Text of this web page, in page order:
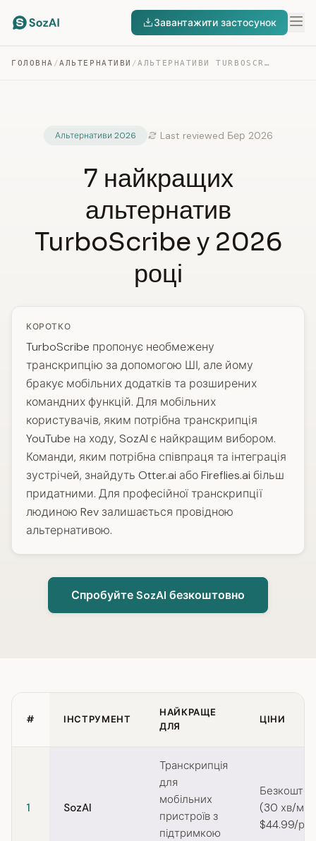
Завантажити застосунок
ГОЛОВНА /АЛЬТЕРНАТИВИ / АЛЬТЕРНАТИВИ TURBOSCRIBE
Альтернативи 2026 Last reviewed Бер 2026
7 найкращих
альтернатив
TurboScribe у 2026
році
КОРОТКО
TurboScribe пропонує необмежену
транскрипцію за допомогою ШІ, але йому
бракує мобільних додатків та розширених
командних функцій. Для мобільних
користувачів, яким потрібна транскрипція
YouTube на ходу, SozAI є найкращим вибором.
Команди, яким потрібна співпраця та інтеграція
зустрічей, знайдуть Otter.ai або Fireflies.ai більш
придатними. Для професійної транскрипції
людиною Rev залишається провідною
альтернативою.
Спробуйте SozAI безкоштовно
# ІНСТРУМЕНТ
НАЙКРАЩЕ
ДЛЯ
ЦІНИ
1 SozAI
Транскрипція
для
мобільних
пристроїв з
підтримкою
(30 хв/
$44.99/рік